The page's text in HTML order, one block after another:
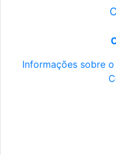
Informações sobre